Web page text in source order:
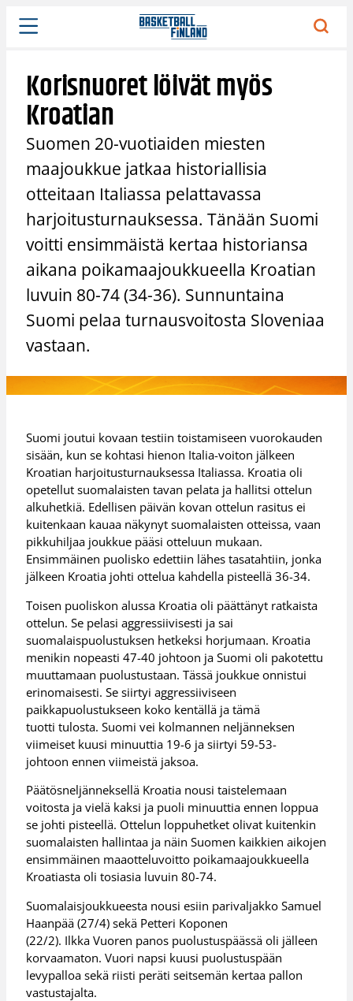
Siirry
sisältöön
Korisnuoret löivät myös
Kroatian
Suomen 20-vuotiaiden miesten
maajoukkue jatkaa historiallisia
otteitaan Italiassa pelattavassa
harjoitusturnauksessa. Tänään Suomi
voitti ensimmäistä kertaa historiansa
aikana poikamaajoukkueella Kroatian
luvuin 80-74 (34-36). Sunnuntaina
Suomi pelaa turnausvoitosta Sloveniaa
vastaan.
Suomi joutui kovaan testiin toistamiseen vuorokauden
sisään, kun se kohtasi hienon Italia-voiton jälkeen
Kroatian harjoitusturnauksessa Italiassa. Kroatia oli
opetellut suomalaisten tavan pelata ja hallitsi ottelun
alkuhetkiä. Edellisen päivän kovan ottelun rasitus ei
kuitenkaan kauaa näkynyt suomalaisten otteissa, vaan
pikkuhiljaa joukkue pääsi otteluun mukaan.
Ensimmäinen puolisko edettiin lähes tasatahtiin, jonka
jälkeen Kroatia johti ottelua kahdella pisteellä 36-34.
Toisen puoliskon alussa Kroatia oli päättänyt ratkaista
ottelun. Se pelasi aggressiivisesti ja sai
suomalaispuolustuksen hetkeksi horjumaan. Kroatia
menikin nopeasti 47-40 johtoon ja Suomi oli pakotettu
muuttamaan puolustustaan. Tässä joukkue onnistui
erinomaisesti. Se siirtyi aggressiiviseen
paikkapuolustukseen koko kentällä ja tämä
tuotti tulosta. Suomi vei kolmannen neljänneksen
viimeiset kuusi minuuttia 19-6 ja siirtyi 59-53-
johtoon ennen viimeistä jaksoa.
Päätösneljänneksellä Kroatia nousi taistelemaan
voitosta ja vielä kaksi ja puoli minuuttia ennen loppua
se johti pisteellä. Ottelun loppuhetket olivat kuitenkin
suomalaisten hallintaa ja näin Suomen kaikkien aikojen
ensimmäinen maaotteluvoitto poikamaajoukkueella
Kroatiasta oli tosiasia luvuin 80-74.
Suomalaisjoukkueesta nousi esiin parivaljakko Samuel
Haanpää (27/4) sekä Petteri Koponen
(22/2). Ilkka Vuoren panos puolustuspäässä oli jälleen
korvaamaton. Vuori napsi kuusi puolustuspään
levypalloa sekä riisti peräti seitsemän kertaa pallon
vastustajalta.